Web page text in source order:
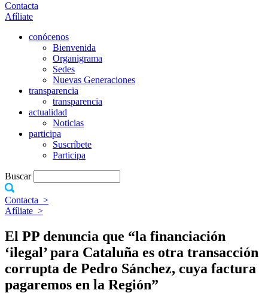
Contacta
Afíliate
conócenos
Bienvenida
Organigrama
Sedes
Nuevas Generaciones
transparencia
transparencia
actualidad
Noticias
participa
Suscríbete
Participa
Buscar
Contacta >
Afíliate >
El PP denuncia que “la financiación
‘ilegal’ para Cataluña es otra transacción
corrupta de Pedro Sánchez, cuya factura
pagaremos en la Región”